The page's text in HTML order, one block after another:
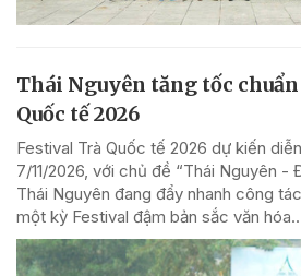
Thái Nguyên tăng tốc
Quốc tế 2026
Festival Trà Quốc tế 2026 dự kiến
7/11/2026, với chủ đề “Thái Nguyên -
Thái Nguyên đang đẩy nhanh công
một kỳ Festival đậm bản sắc văn